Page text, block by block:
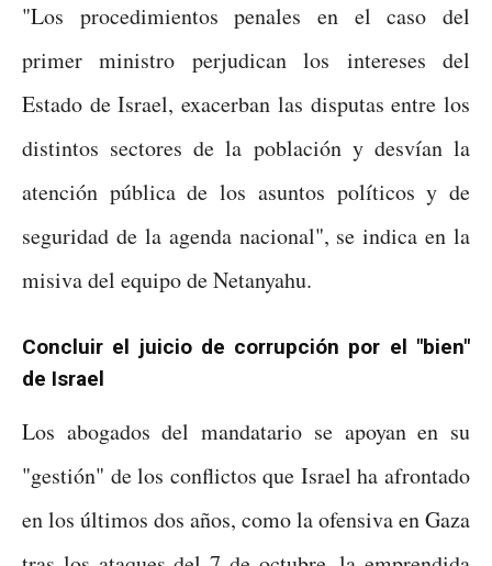
"Los procedimientos penales en el caso del
primer ministro perjudican los intereses del
Estado de Israel, exacerban las disputas entre los
distintos sectores de la población y desvían la
atención pública de los asuntos políticos y de
seguridad de la agenda nacional", se indica en la
misiva del equipo de Netanyahu.
Concluir el juicio de corrupción por el "bien"
de Israel
Los abogados del mandatario se apoyan en su
"gestión" de los conflictos que Israel ha afrontado
en los últimos dos años, como la ofensiva en Gaza